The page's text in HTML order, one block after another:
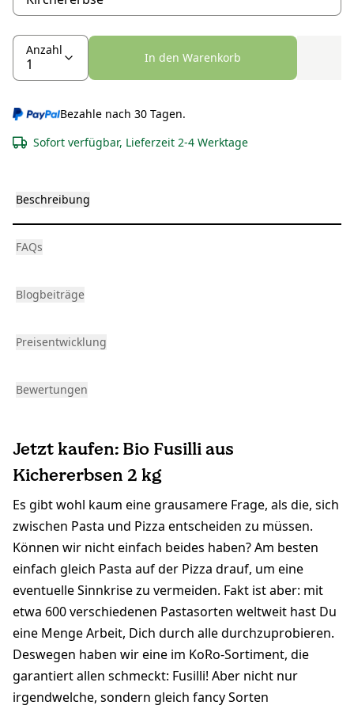
Anzahl
In den Warenkorb
Bezahle nach 30 Tagen.
Sofort verfügbar, Lieferzeit 2-4 Werktage
Beschreibung
FAQs
Blogbeiträge
Preisentwicklung
Bewertungen
Jetzt kaufen: Bio Fusilli aus
Kichererbsen 2 kg
Es gibt wohl kaum eine grausamere Frage, als die, sich
zwischen Pasta und Pizza entscheiden zu müssen.
Können wir nicht einfach beides haben? Am besten
einfach gleich Pasta auf der Pizza drauf, um eine
eventuelle Sinnkrise zu vermeiden. Fakt ist aber: mit
etwa 600 verschiedenen Pastasorten weltweit hast Du
eine Menge Arbeit, Dich durch alle durchzuprobieren.
Deswegen haben wir eine im KoRo-Sortiment, die
garantiert allen schmeckt: Fusilli! Aber nicht nur
irgendwelche, sondern gleich fancy Sorten